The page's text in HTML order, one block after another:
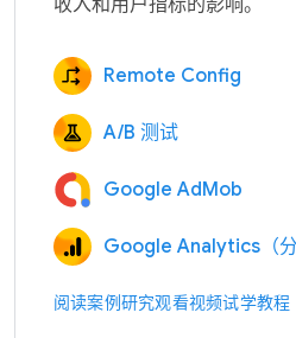
Remote Config
A/B 测试
Google AdMob
Google Analytics（分
阅读案例研究观看视频试学教程